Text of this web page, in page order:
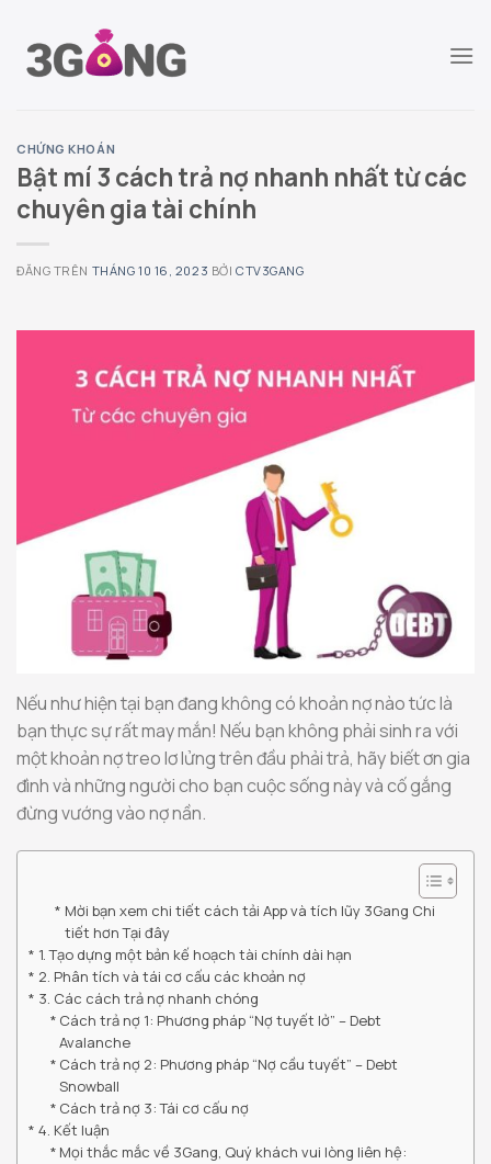
đến
CHỨNG KHOÁN
Bật mí 3 cách trả nợ nhanh nhất từ các
chuyên gia tài chính
ĐĂNG TRÊN THÁNG 10 16, 2023 BỞI CTV3GANG
Nếu như hiện tại bạn đang không có khoản nợ nào tức là
bạn thực sự rất may mắn! Nếu bạn không phải sinh ra với
một khoản nợ treo lơ lửng trên đầu phải trả, hãy biết ơn gia
đình và những người cho bạn cuộc sống này và cố gắng
đừng vướng vào nợ nần.
Mời bạn xem chi tiết cách tải App và tích lũy 3Gang Chi
tiết hơn Tại đây
1. Tạo dựng một bản kế hoạch tài chính dài hạn
2. Phân tích và tái cơ cấu các khoản nợ
3. Các cách trả nợ nhanh chóng
Cách trả nợ 1: Phương pháp “Nợ tuyết lở” – Debt
Avalanche
Cách trả nợ 2: Phương pháp “Nợ cầu tuyết” – Debt
Snowball
Cách trả nợ 3: Tái cơ cấu nợ
4. Kết luận
Mọi thắc mắc về 3Gang, Quý khách vui lòng liên hệ: